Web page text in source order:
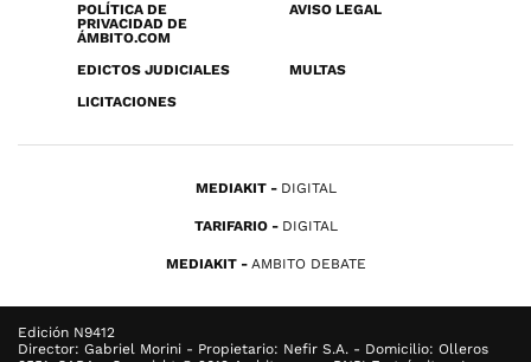
POLÍTICA DE
PRIVACIDAD DE
ÁMBITO.COM
AVISO LEGAL
EDICTOS JUDICIALES
MULTAS
LICITACIONES
MEDIAKIT DIGITAL
TARIFARIO DIGITAL
MEDIAKIT AMBITO DEBATE
Edición N9412
Director: Gabriel Morini - Propietario: Nefir S.A. - Domicilio: Olleros